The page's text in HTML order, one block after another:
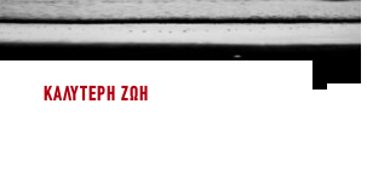
ΚΑΛΎΤΕΡΗ ΖΩΉ